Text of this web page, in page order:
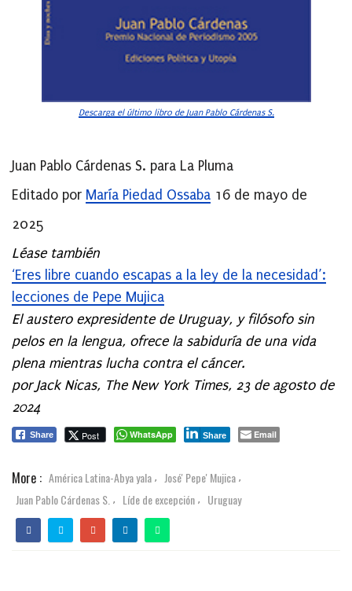
Descarga el último libro de Juan Pablo Cárdenas S.
Juan Pablo Cárdenas S. para La Pluma
Editado por María Piedad Ossaba 16 de mayo de
2025
Léase también
‘Eres libre cuando escapas a la ley de la necesidad’:
lecciones de Pepe Mujica
El austero expresidente de Uruguay, y filósofo sin
pelos en la lengua, ofrece la sabiduría de una vida
plena mientras lucha contra el cáncer.
por Jack Nicas, The New York Times, 23 de agosto de
2024
Share Post WhatsApp Share Email
More : América Latina-Abya yala , José' Pepe' Mujica ,
Juan Pablo Cárdenas S. , Líde de excepción , Uruguay